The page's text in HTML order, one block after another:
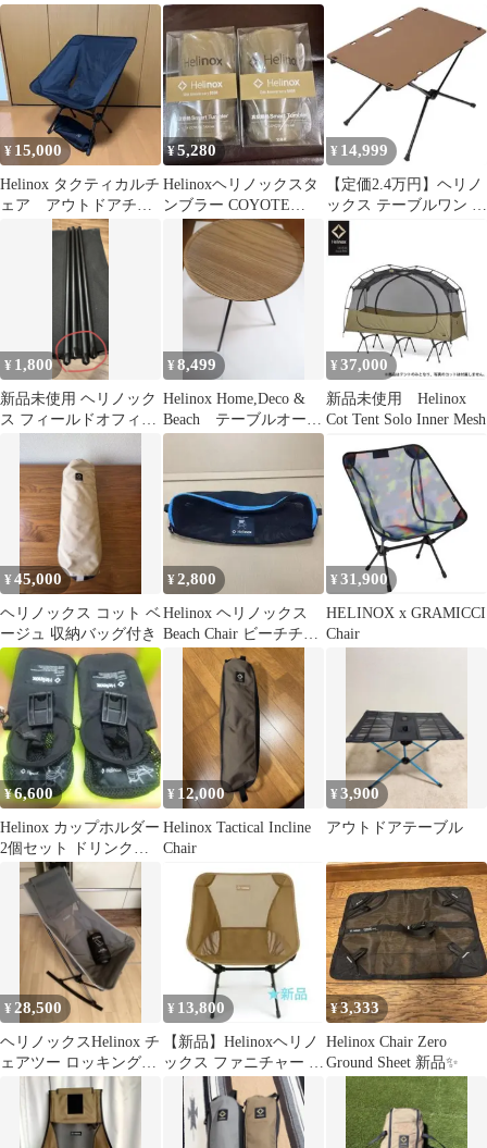
ンセットチェア マルチ
カモ
ックス
¥ 15,000
Helinox タクティカルチ
ェア アウトドアチェ
ア ブラック ②
¥5,280
Helinoxヘリノックスタ
ンブラー COYOTE
TAN ver. 2個セット
¥ 14,999
【定価2.4万円】ヘリノ
ックス テーブルワン ソ
リッドトップ コヨー
テ A&F
¥ 1,800
新品未使用 ヘリノック
ス フィールドオフィス
個セット 4
¥8,499
Helinox Home,Deco &
Beach テーブルオー
オーク
¥ 37,000
新品未使用 Helinox
Cot Tent Solo Inner Mesh
¥45,000
ヘリノックス コット ベ
ージュ 収納バッグ付き
¥2,800
Helinox ヘリノックス
Beach Chair ビーチチェ
ア 純正ケース
¥ 31,900
HELINOX x GRAMICCI
Chair
¥6,600
Helinox カップホルダー
2個セット ドリンクホ
ルダー ヘリノックス
¥ 12,000
Helinox Tactical Incline
Chair
¥3,900
アウトドアテーブル
¥28,500
ヘリノックスHelinox チ
ェアツー ロッキングフ
ット ウォーマーセット
¥ 13,800
【新品】Helinoxヘリノ
ックス ファニチャー チ
ェアワンL CTN/B
¥3,333
Helinox Chair Zero
Ground Sheet 新品✨